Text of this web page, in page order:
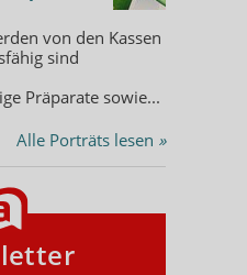
von den Kassen
sind
Präparate sowie...
Alle Porträts lesen »